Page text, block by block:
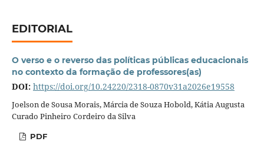
EDITORIAL
O verso e o reverso das políticas públicas educacionais
no contexto da formação de professores(as)
DOI: https://doi.org/10.24220/2318-0870v31a2026e19558
Joelson de Sousa Morais, Márcia de Souza Hobold, Kátia Augusta
Curado Pinheiro Cordeiro da Silva
PDF